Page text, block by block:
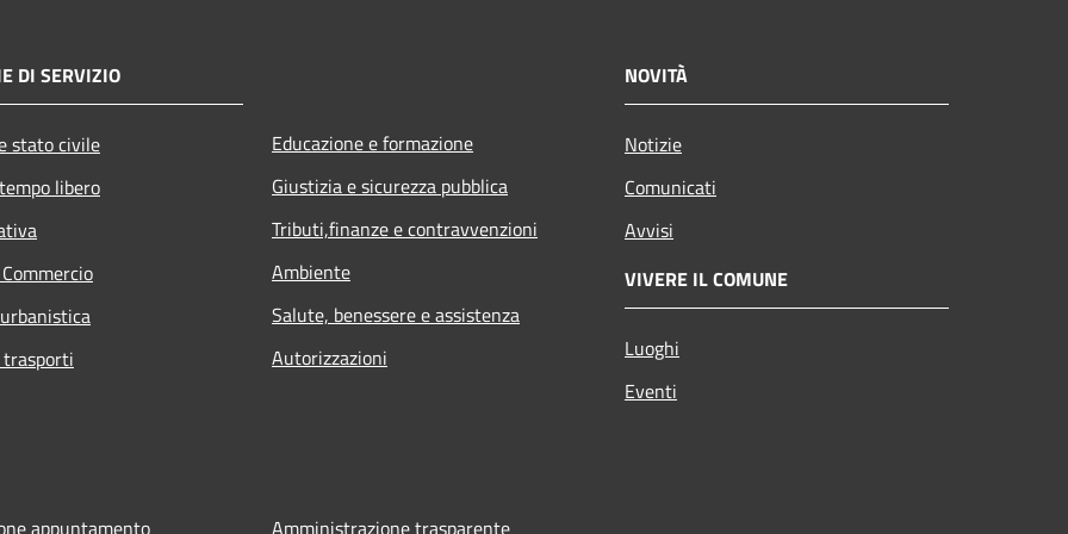
DI SERVIZIO
stato civile
libero
Educazione e formazione
Giustizia e sicurezza pubblica
Tributi,finanze e contravvenzioni
Ambiente
Salute, benessere e assistenza
Autorizzazioni
NOVITÀ
Notizie
Comunicati
Avvisi
VIVERE IL COMUNE
Luoghi
Eventi
appuntamento Amministrazione trasparente